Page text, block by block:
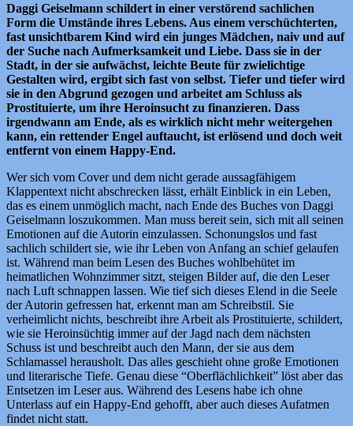
Daggi Geiselmann schildert in einer verstörend sachlichen
Form die Umstände ihres Lebens. Aus einem verschüchterten,
fast unsichtbarem Kind wird ein junges Mädchen, naiv und auf
der Suche nach Aufmerksamkeit und Liebe. Dass sie in der
Stadt, in der sie aufwächst, leichte Beute für zwielichtige
Gestalten wird, ergibt sich fast von selbst. Tiefer und tiefer wird
sie in den Abgrund gezogen und arbeitet am Schluss als
Prostituierte, um ihre Heroinsucht zu finanzieren. Dass
irgendwann am Ende, als es wirklich nicht mehr weitergehen
kann, ein rettender Engel auftaucht, ist erlösend und doch weit
entfernt von einem Happy-End.
Wer sich vom Cover und dem nicht gerade aussagfähigem
Klappentext nicht abschrecken lässt, erhält Einblick in ein Leben,
das es einem unmöglich macht, nach Ende des Buches von Daggi
Geiselmann loszukommen. Man muss bereit sein, sich mit all seinen
Emotionen auf die Autorin einzulassen. Schonungslos und fast
sachlich schildert sie, wie ihr Leben von Anfang an schief gelaufen
ist. Während man beim Lesen des Buches wohlbehütet im
heimatlichen Wohnzimmer sitzt, steigen Bilder auf, die den Leser
nach Luft schnappen lassen. Wie tief sich dieses Elend in die Seele
der Autorin gefressen hat, erkennt man am Schreibstil. Sie
verheimlicht nichts, beschreibt ihre Arbeit als Prostituierte, schildert,
wie sie Heroinsüchtig immer auf der Jagd nach dem nächsten
Schuss ist und beschreibt auch den Mann, der sie aus dem
Schlamassel herausholt. Das alles geschieht ohne große Emotionen
und literarische Tiefe. Genau diese “Oberflächlichkeit” löst aber das
Entsetzen im Leser aus. Während des Lesens habe ich ohne
Unterlass auf ein Happy-End gehofft, aber auch dieses Aufatmen
findet nicht statt.